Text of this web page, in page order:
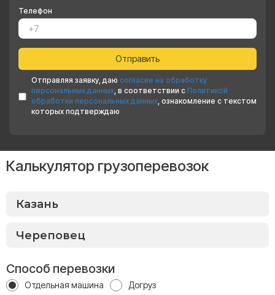
Телефон
Отправляя заявку, даю согласие на обработку
персональных данных, в соответствии с Политикой
обработки персональных данных, ознакомление с текстом
которых подтверждаю
Калькулятор грузоперевозок
Способ перевозки
Отдельная машина Догруз